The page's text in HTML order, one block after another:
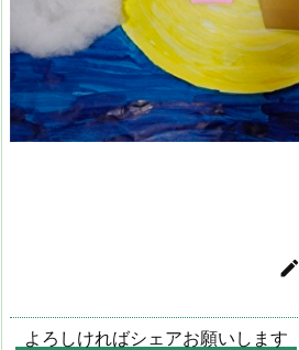

よろしければシェアお願いします